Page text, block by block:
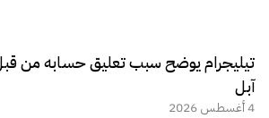
تيليجرام يوضح سبب تعليق حسابه من
آبل
4 أغسطس 2026